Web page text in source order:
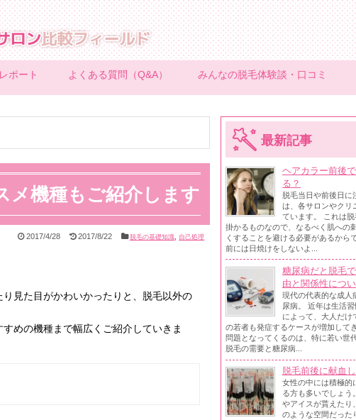
ポート よくある質問（Q&A） みんなの脱毛体験談・口コミ
メ機種もご紹介します
2017/4/28 2017/8/22 脱毛の基礎知識 自己処理
見た目がかわいかったりと、脱毛以外の
めの機種まで幅広くご紹介していきま
最新記事
ヘアカラー前後
る？
脱毛当日や前後日に
は、各サロンやクリ
ています。 これは
掛かるものなので、なるべく肌への
くすることを避ける必要があるから
前には日焼けをしないよ...
糖尿病だと脱毛
由と関係性につ
現代の代表的な成人
尿病。 近年は生活
によって、大人だけ
の若者も発症するケースが増加して
問題となってくるのは、特に若い世
脱毛の需要と糖尿病...
脱毛前後に献血
女性の中には積極的
る方も多いでしょう
やアイスが貰えたり
のような空間だった